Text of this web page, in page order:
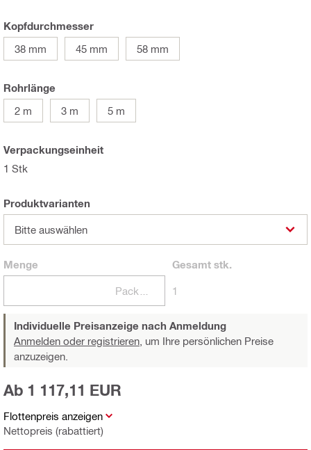
Kopfdurchmesser
38 mm
45 mm 58 mm
Rohrlänge
2 m
3 m 5 m
Verpackungseinheit
1 Stk
Produktvarianten
Bitte auswählen
Menge Gesamtstk.
1
Individuelle Preisanzeige nach Anmeldung
Anmelden oder registrieren, um Ihre persönlichen Preise
anzuzeigen.
Flottenpreis anzeigen
Nettopreis (rabattiert)
Ab 1 117,11 EUR